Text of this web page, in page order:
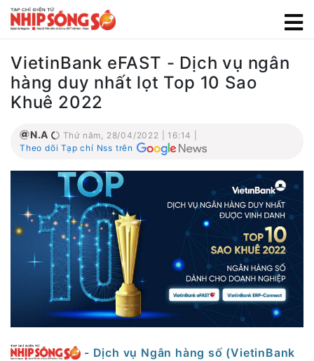
VietinBank eFAST - Dịch vụ ngân
hàng duy nhất lọt Top 10 Sao
Khuê 2022
N.A
Thứ năm, 28/04/2022 | 16:14 |
Theo dõi Tạp chí Nss trên
- Dịch vụ Ngân hàng số (VietinBank